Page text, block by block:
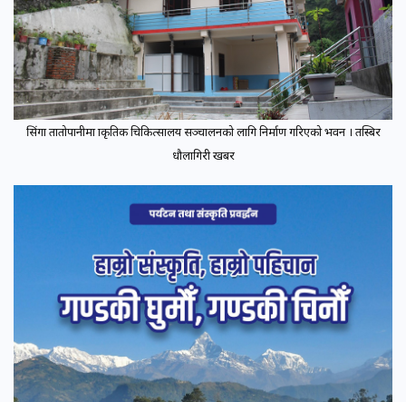
सिंगा तातोपानीमा प्राकृतिक चिकित्सालय सञ्चालनको लागि निर्माण गरिएको भवन । तस्बिर
धौलागिरी खबर